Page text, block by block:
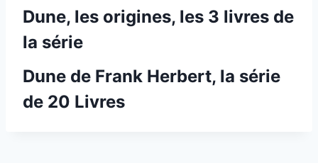
Dune, les origines, les 3 livres de
la série
Dune de Frank Herbert, la série
de 20 Livres